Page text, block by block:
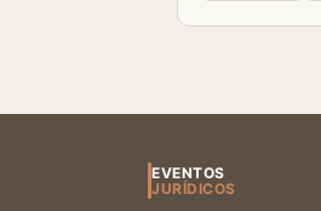
EVENTOS
JURÍDICOS